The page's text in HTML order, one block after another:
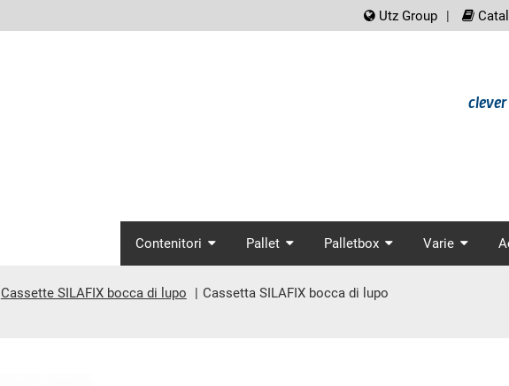
Utz Group
screenreader.main_nav
Contenitori Pallet Palletbox Varie
Cassette SILAFIX bocca di lupo Cassetta SILAFIX bocca di lupo